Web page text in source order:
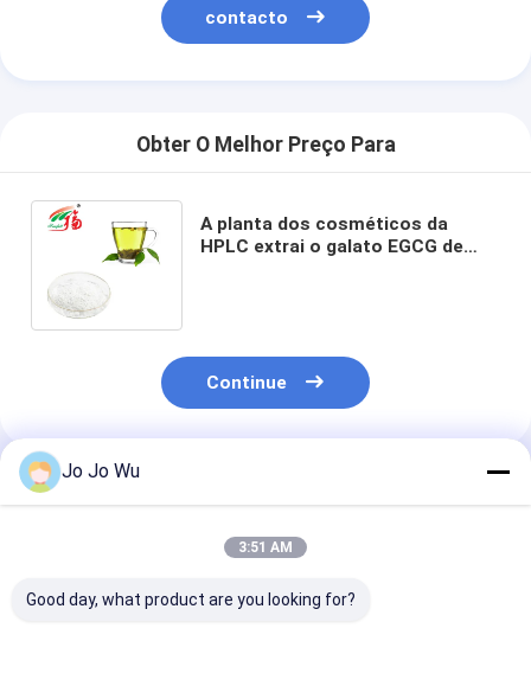
contacto
Obter O Melhor Preço Para
A planta dos cosméticos da
HPLC extrai o galato EGCG de
Continue
Produtos Recomendados
Jo Jo Wu
3:51 AM
Good day, what product are you looking for?